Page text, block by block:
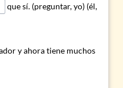
que sí. (preguntar, yo) (él,
y ahora tiene muchos